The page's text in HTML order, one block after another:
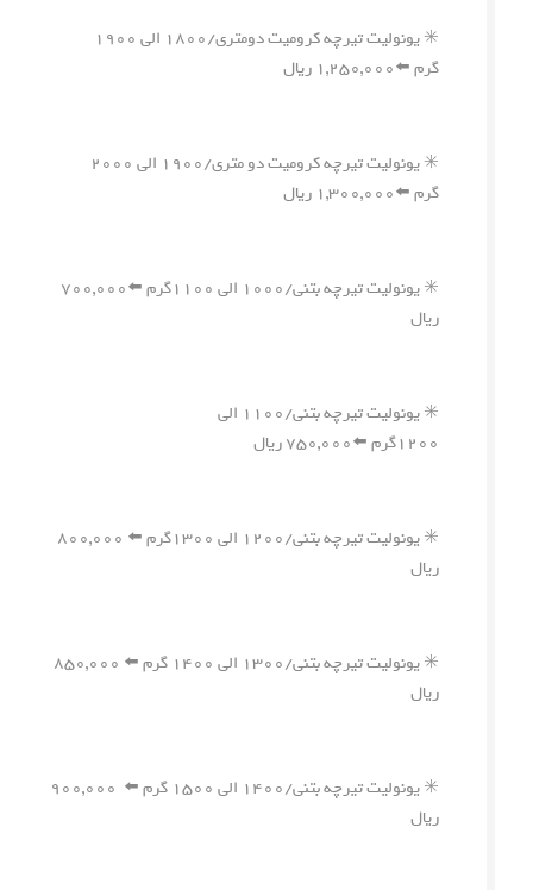
✳️ یونولیت تیرچه کرومیت دومتری/۱۸۰۰ الی ۱۹۰۰
گرم ⬅️۱,۲۵۰,۰۰۰ ریال
✳️ یونولیت تیرچه کرومیت دو متری/۱۹۰۰ الی ۲۰۰۰
گرم ⬅️۱,۳۰۰,۰۰۰ ریال
✳️ یونولیت تیرچه بتنی/۱۰۰۰ الی ۱۱۰۰گرم ⬅️۷۰۰,۰۰۰
ریال
✳️ یونولیت تیرچه بتنی/۱۱۰۰ الی
۱۲۰۰گرم ⬅️۷۵۰,۰۰۰ ریال
✳️ یونولیت تیرچه بتنی/۱۲۰۰ الی ۱۳۰۰گرم ⬅️ ۸۰۰,۰۰۰
ریال
✳️ یونولیت تیرچه بتنی/۱۳۰۰ الی ۱۴۰۰ گرم ⬅️ ۸۵۰,۰۰۰
ریال
✳️ یونولیت تیرچه بتنی/۱۴۰۰ الی ۱۵۰۰ گرم ⬅️ ۹۰۰,۰۰۰
ریال